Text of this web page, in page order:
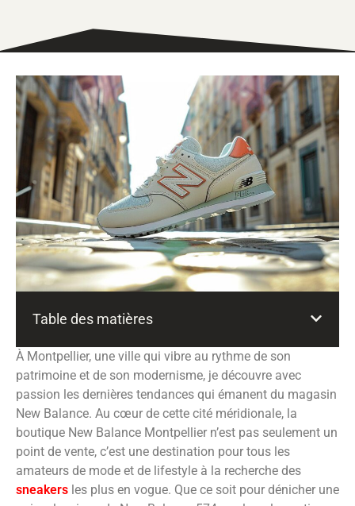
Table des matières
À Montpellier, une ville qui vibre au rythme de son
patrimoine et de son modernisme, je découvre avec
passion les dernières tendances qui émanent du magasin
New Balance. Au cœur de cette cité méridionale, la
boutique New Balance Montpellier n’est pas seulement un
point de vente, c’est une destination pour tous les
amateurs de mode et de lifestyle à la recherche des
sneakers les plus en vogue. Que ce soit pour dénicher une